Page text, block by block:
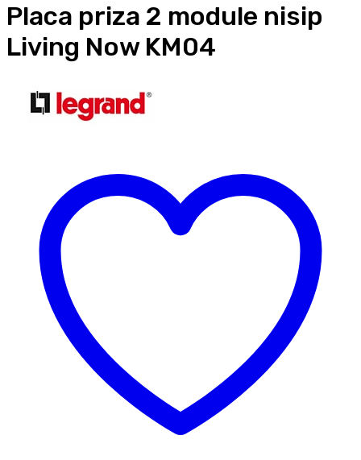
Placa priza 2 module nisip
Living Now KM04